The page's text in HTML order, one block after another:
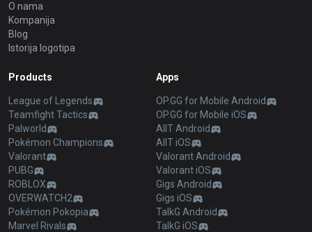
O nama
Kompanija
Blog
Istorija logotipa
Products
League of Legends
Teamfight Tactics
Palworld
Pokémon Champions
Valorant
PUBG
ROBLOX
OVERWATCH2
Pokémon Pokopia
Marvel Rivals
Apps
OP.GG for Mobile Android
OP.GG for Mobile iOS
AllT Android
AllT iOS
Valorant Android
Valorant iOS
Gigs Android
Gigs iOS
TalkG Android
TalkG iOS